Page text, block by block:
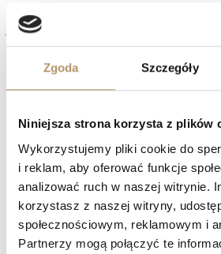
Zgoda Szczegóły
Niniejsza strona korzysta z plików
Wykorzystujemy pliki cookie do
i reklam, aby oferować funkcje
analizować ruch w naszej witrynie.
korzystasz z naszej witryny,
społecznościowym, reklamowym i
Partnerzy mogą połączyć te
Umowa kredytu łącząca klientów naszej
jest nieważna – tak orzekł Sądu
Monika Bakuła – Steinborn, wyrokiem z
naszych klientów kwotę 123 756,80 PLN,
ustawowymi odsetkami za opóźnienie, w
dnia uprawomocnienia się wyroku.
7 794 PLN. Wyrok nie jest jeszcze
Facebook
LinkedIn
PrevSąd Okręgowy w Gdańsku orzekł
(I C 122/21)